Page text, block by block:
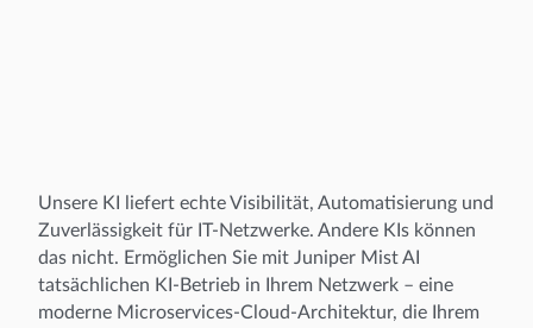
Unsere KI liefert echte Visibilität, Automatisierung und
Zuverlässigkeit für IT-Netzwerke. Andere KIs können
das nicht. Ermöglichen Sie mit Juniper Mist AI
tatsächlichen KI-Betrieb in Ihrem Netzwerk – eine
moderne Microservices-Cloud-Architektur, die Ihrem